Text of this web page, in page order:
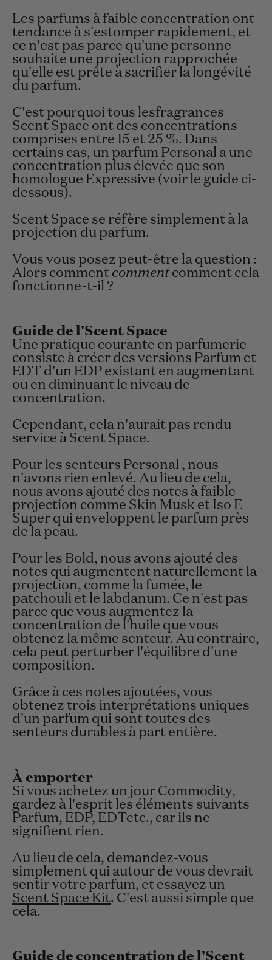
Les parfums à faible concentration ont
tendance à s'estomper rapidement, et
ce n'est pas parce qu'une personne
souhaite une projection rapprochée
qu'elle est prête à sacrifier la longévité
du parfum.
C'est pourquoi tous lesfragrances
Scent Space ont des concentrations
comprises entre 15 et 25 %. Dans
certains cas, un parfum Personal a une
concentration plus élevée que son
homologue Expressive (voir le guide ci-
dessous).
Scent Space se réfère simplement à la
projection du parfum.
Vous vous posez peut-être la question :
Alors comment commentcomment cela
fonctionne-t-il ?
Guide de l'Scent Space
Une pratique courante en parfumerie
consiste à créer des versions Parfum et
EDT d'un EDP existant en augmentant
ou en diminuant le niveau de
concentration.
Cependant, cela n'aurait pas rendu
service à Scent Space.
Pour les senteurs Personal , nous
n'avons rien enlevé. Au lieu de cela,
nous avons ajouté des notes à faible
projection comme Skin Musk et Iso E
Super qui enveloppent le parfum près
de la peau.
Pour les Bold, nous avons ajouté des
notes qui augmentent naturellement la
projection, comme la fumée, le
patchouli et le labdanum. Ce n'est pas
parce que vous augmentez la
concentration de l'huile que vous
obtenez la même senteur. Au contraire,
cela peut perturber l'équilibre d'une
composition.
Grâce à ces notes ajoutées, vous
obtenez trois interprétations uniques
d'un parfum qui sont toutes des
senteurs durables à part entière.
À emporter
Si vous achetez un jour Commodity,
gardez à l'esprit les éléments suivants
Parfum, EDP, EDTetc., car ils ne
signifient rien.
Au lieu de cela, demandez-vous
simplement qui autour de vous devrait
sentir votre parfum, et essayez un
Scent Space Kit. C'est aussi simple que
cela.
Guide de concentration de l'Scent